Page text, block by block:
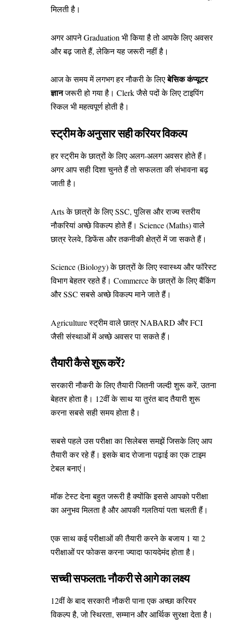
मिलती है।
अगर आपने Graduation भी किया है तो आपके लिए अवसर
और बढ़ जाते हैं, लेकिन यह जरूरी नहीं है।
आज के समय में लगभग हर नौकरी के लिएबेसिक कंप्यूटर
ज्ञानजरूरी हो गया है। Clerk जैसे पदों के लिए टाइपिंग
स्किल भी महत्वपूर्ण होती है।
स्ट्रीम के अनुसार सही करियर विकल्प
हर स्ट्रीम के छात्रों के लिए अलग-अलग अवसर होते हैं।
अगर आप सही दिशा चुनते हैं तो सफलता की संभावना बढ़
जाती है।
Arts के छात्रों के लिए SSC, पुलिस और राज्य स्तरीय
नौकरियां अच्छे विकल्प होते हैं। Science (Maths) वाले
छात्र रेलवे, डिफेंस और तकनीकी क्षेत्रों में जा सकते हैं।
Science (Biology) के छात्रों के लिए स्वास्थ्य और फॉरेस्ट
विभाग बेहतर रहते हैं। Commerce के छात्रों के लिए बैंकिंग
और SSC सबसे अच्छे विकल्प माने जाते हैं।
Agriculture स्ट्रीम वाले छात्र NABARD और FCI
जैसी संस्थाओं में अच्छे अवसर पा सकते हैं।
तैयारी कैसे शुरू करें?
सरकारी नौकरी के लिए तैयारी जितनी जल्दी शुरू करें, उतना
बेहतर होता है। 12वीं के साथ या तुरंत बाद तैयारी शुरू
करना सबसे सही समय होता है।
सबसे पहले उस परीक्षा का सिलेबस समझें जिसके लिए आप
तैयारी कर रहे हैं। इसके बाद रोजाना पढ़ाई का एक टाइम
टेबल बनाएं।
मॉक टेस्ट देना बहुत जरूरी है क्योंकि इससे आपको परीक्षा
का अनुभव मिलता है और आपकी गलतियां पता चलती हैं।
एक साथ कई परीक्षाओं की तैयारी करने के बजाय 1 या 2
परीक्षाओं पर फोकस करना ज्यादा फायदेमंद होता है।
सच्ची सफलता: नौकरी से आगे का लक्ष्य
12वीं के बाद सरकारी नौकरी पाना एक अच्छा करियर
विकल्प है, जो स्थिरता, सम्मान और आर्थिक सुरक्षा देता है।